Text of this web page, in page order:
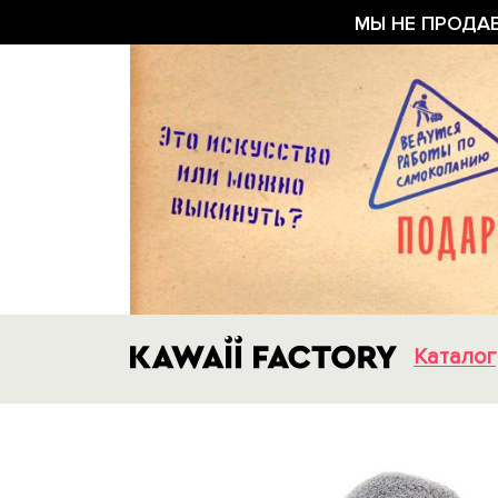
МЫ НЕ
Каталог